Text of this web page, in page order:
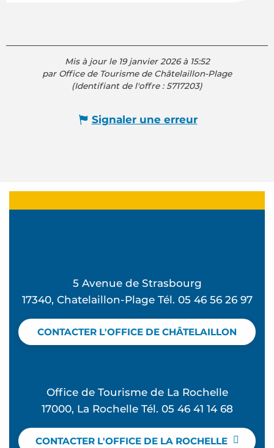
Mis à jour le 19 janvier 2026 à 15:52
par Office de Tourisme de Châtelaillon-Plage
(Identifiant de l'offre :5717203)
Signaler une erreur
5 Avenue de Strasbourg
17340, Chatelaillon-Plage Tél. 05 46 56 26 97
CONTACTER L'OFFICE DE CHÂTELAILLON
Office de Tourisme de La Rochelle
17000, La Rochelle Tél. 05 46 41 14 68
CONTACTER L'OFFICE DE LA ROCHELLE